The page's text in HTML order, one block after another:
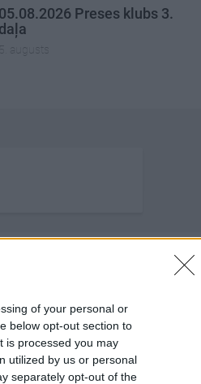
of your personal or
below opt-out section to
is processed you may
utilized by us or personal
separately opt-out of the
05.08.2026 Preses klubs 3.
daļa
5. augusts